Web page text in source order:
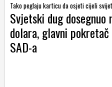
Tako peglaju karticu da osjeti cijeli svijet
Svjetski dug
dolara, glavni
SAD-a